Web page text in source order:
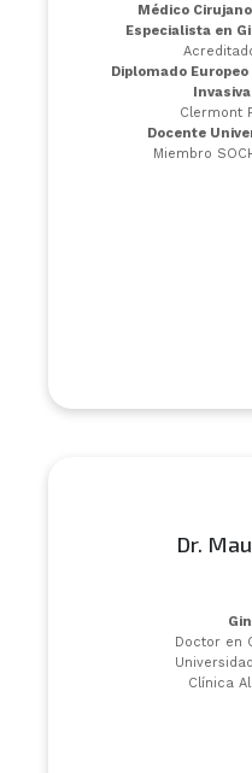
Médico
Especialista en
Diplomado
Clermont
Docente
Miembro
Dr.
Doctor en
Clínica